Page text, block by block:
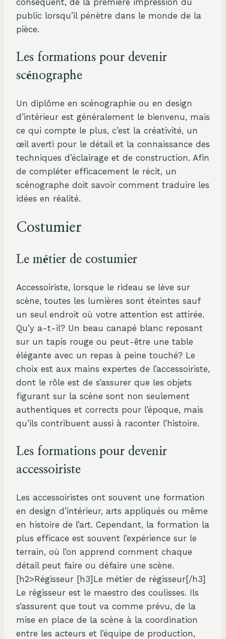
public lorsqu’il pénètre dans le monde de la
pièce.
Les formations pour devenir
scénographe
Un diplôme en scénographie ou en design
d’intérieur est généralement le bienvenu, mais
ce qui compte le plus, c’est la créativité, un
œil averti pour le détail et la connaissance des
techniques d’éclairage et de construction. Afin
de compléter efficacement le récit, un
scénographe doit savoir comment traduire les
idées en réalité.
Costumier
Le métier de costumier
Accessoiriste, lorsque le rideau se lève sur
scène, toutes les lumières sont éteintes sauf
un seul endroit où votre attention est attirée.
Qu’y a-t-il? Un beau canapé blanc reposant
sur un tapis rouge ou peut-être une table
élégante avec un repas à peine touché? Le
choix est aux mains expertes de l’accessoiriste,
dont le rôle est de s’assurer que les objets
figurant sur la scène sont non seulement
authentiques et corrects pour l’époque, mais
qu’ils contribuent aussi à raconter l’histoire.
Les formations pour devenir
accessoiriste
Les accessoiristes ont souvent une formation
en design d’intérieur, arts appliqués ou même
en histoire de l’art. Cependant, la formation la
plus efficace est souvent l’expérience sur le
terrain, où l’on apprend comment chaque
détail peut faire ou défaire une scène.
[h2>Régisseur [h3]Le métier de régisseur[/h3]
Le régisseur est le maestro des coulisses. Ils
s’assurent que tout va comme prévu, de la
mise en place de la scène à la coordination
entre les acteurs et l’équipe de production,